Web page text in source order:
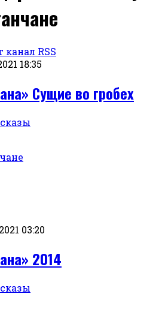
канал RSS
18:35
Сущие во гробех
03:20
2014